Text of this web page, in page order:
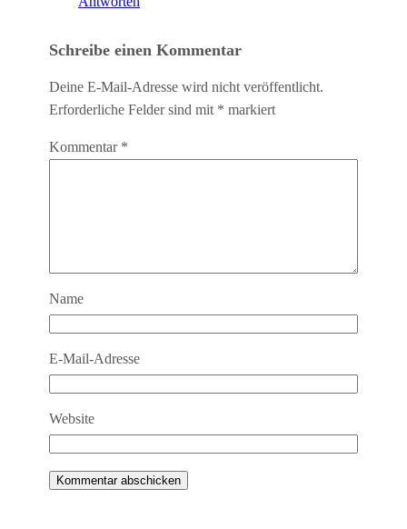
Schreibe einen Kommentar
Deine E-Mail-Adresse wird nicht veröffentlicht.
Erforderliche Felder sind mit * markiert
Kommentar *
Name
E-Mail-Adresse
Website